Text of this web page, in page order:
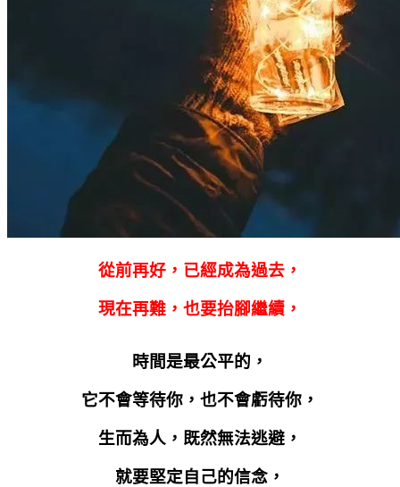
從前再好，已經成為過去，
現在再難，也要抬腳繼續，
時間是最公平的，
它不會等待你，也不會虧待你，
生而為人，既然無法逃避，
就要堅定自己的信念，